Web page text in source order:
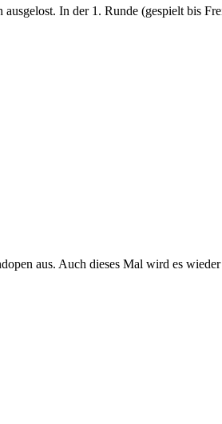
In der 1. Runde (gespielt bis
aus. Auch dieses Mal wird es